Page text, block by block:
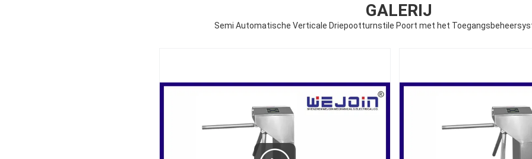
GALERIJ
Semi Automatische Verticale Driepootturnstile Poort met het